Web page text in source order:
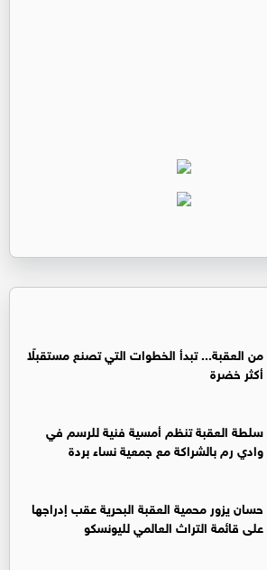
من العقبة... تبدأ الخطوات التي تصنع مستقبلًا
أكثر خضرة
سلطة العقبة تنظم أمسية فنية للرسم في
وادي رم بالشراكة مع جمعية نساء بردة
حسان يزور محمية العقبة البحرية عقب إدراجها
على قائمة التراث العالمي لليونسكو